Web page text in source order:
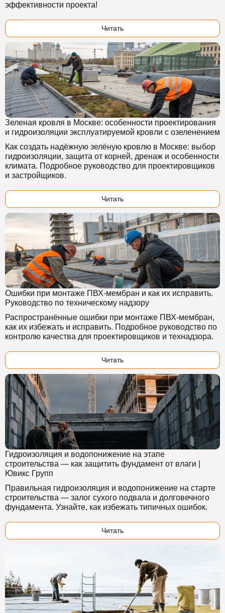
эффективности проекта!
Читать
Зеленая кровля в Москве: особенности проектирования
и гидроизоляции эксплуатируемой кровли с озеленением
Как создать надёжную зелёную кровлю в Москве: выбор
гидроизоляции, защита от корней, дренаж и особенности
климата. Подробное руководство для проектировщиков
и застройщиков.
Читать
Ошибки при монтаже ПВХ-мембран и как их исправить.
Руководство по техническому надзору
Распространённые ошибки при монтаже ПВХ-мембран,
как их избежать и исправить. Подробное руководство по
контролю качества для проектировщиков и технадзора.
Читать
Гидроизоляция и водопонижение на этапе
строительства — как защитить фундамент от влаги |
Ювикс Групп
Правильная гидроизоляция и водопонижение на старте
строительства — залог сухого подвала и долговечного
фундамента. Узнайте, как избежать типичных ошибок.
Читать